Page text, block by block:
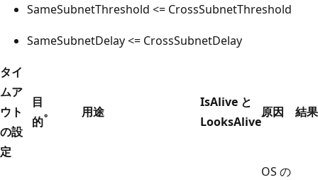
SameSubnetThreshold <= CrossSubnetThreshold
SameSubnetDelay <= CrossSubnetDelay
タイ
ムア
ウト
の設
定
目
的
。 用途
IsAlive と
LooksAlive
原因 結果
OS の